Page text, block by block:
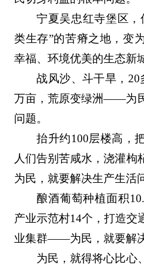
宁夏吴忠红寺堡区，
类生存”的苦瘠之地，变
幸福、环境优美的生态新
战风沙、斗干旱，20
万亩，荒原变绿洲——为
问题。
抬升约100层楼高，
人们告别苦咸水，浇灌
为民，就要解决生产生活
酿酒葡萄种植面积
产业示范村14个，打造交
业集群——为民，就要解
为民，就得将心比心